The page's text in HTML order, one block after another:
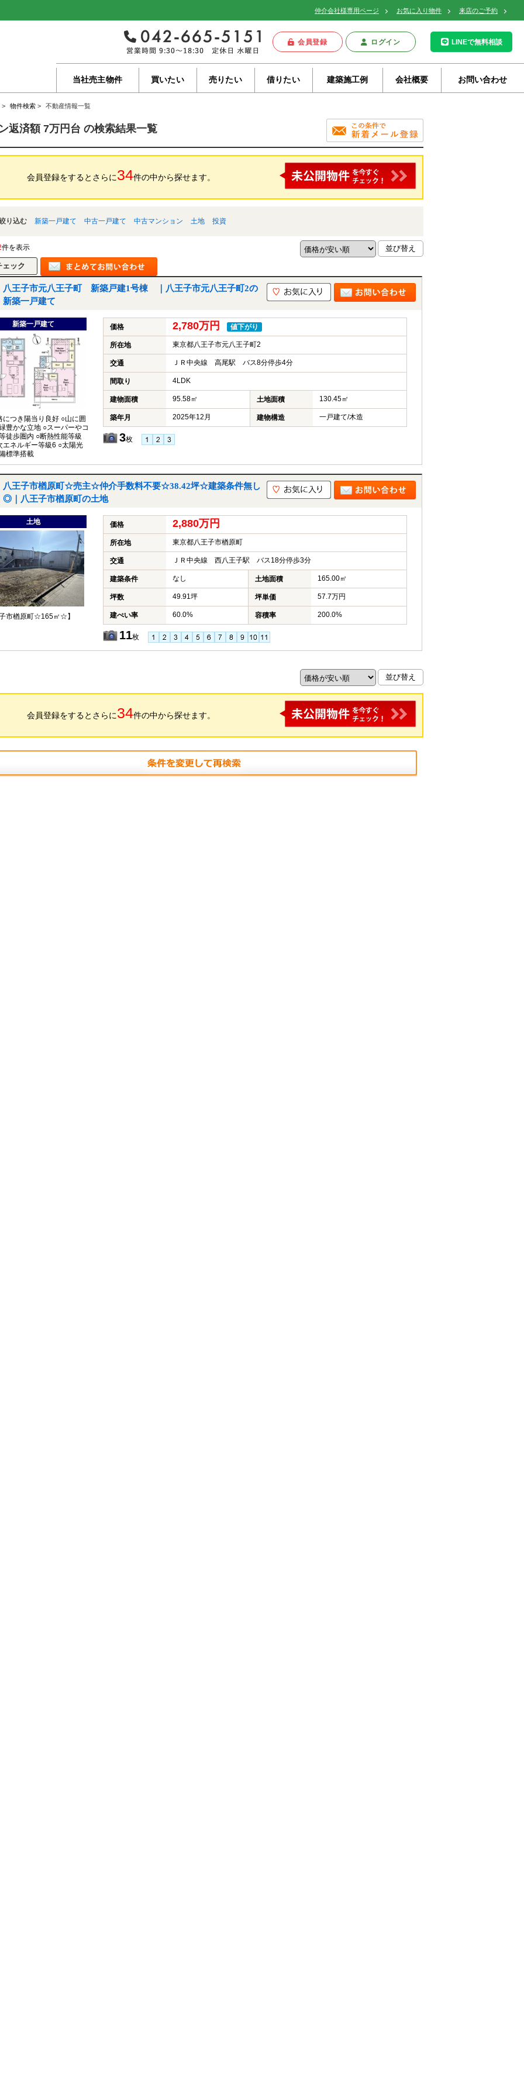
仲介会社様専用ページ お気に入り物件 来店のご予約
会員登録 ログイン LINEで無料相談
当社売主物件 買いたい 売りたい 借りたい 建築施工例 会社概要 お問い合わせ
> 物件検索 > 不動産情報一覧
返済額 7万円台 の検索結果一覧
会員登録をするとさらに34件の中から探せます。
り込む 新築一戸建て 中古一戸建て 中古マンション 土地 投資
件を表示
八王子市元八王子町 新築戸建1号棟 ｜八王子市元八王子町2の
新築一戸建て
新築一戸建て
につき陽当り良好 ○山に囲
豊かな立地 ○スーパーやコ
徒歩圏内 ○断熱性能等級
エネルギー等級6 ○太陽光
標準搭載
価格 2,780万円 値下がり
所在地 東京都八王子市元八王子町2
交通 ＪＲ中央線 高尾駅 バス8分停歩4分
間取り 4LDK
建物面積 95.58㎡ 土地面積 130.45㎡
築年月 2025年12月 建物構造 一戸建て/木造
3枚
八王子市楢原町☆売主☆仲介手数料不要☆38.42坪☆建築条件無し
◎｜八王子市楢原町の土地
土地
市楢原町☆165㎡☆】
価格 2,880万円
所在地 東京都八王子市楢原町
交通 ＪＲ中央線 西八王子駅 バス18分停歩3分
建築条件 なし 土地面積 165.00㎡
坪数 49.91坪 坪単価 57.7万円
建ぺい率 60.0% 容積率 200.0%
11枚
会員登録をするとさらに34件の中から探せます。